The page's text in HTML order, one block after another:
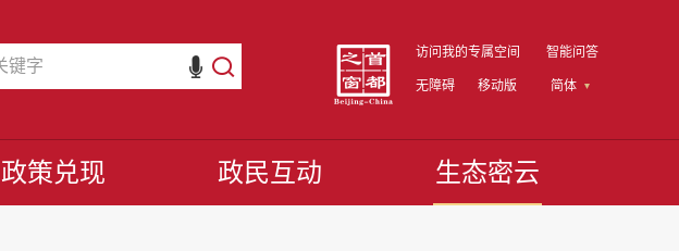
访问我的专属空间 智能问答
无障碍 移动版 简体
政策兑现 政民互动 生态密云